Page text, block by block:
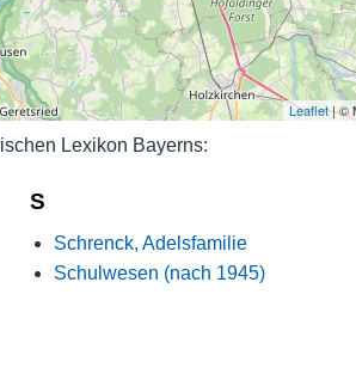
Leaflet| ©
Lexikon Bayerns:
S
Schrenck, Adelsfamilie
Schulwesen (nach 1945)